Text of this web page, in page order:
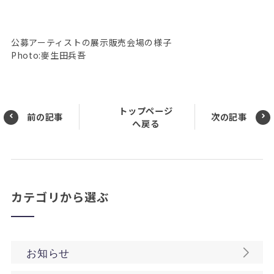
公募アーティストの展示販売会場の様子
Photo:麥生田兵吾
前の記事
トップページ
へ戻る
次の記事
カテゴリから選ぶ
お知らせ